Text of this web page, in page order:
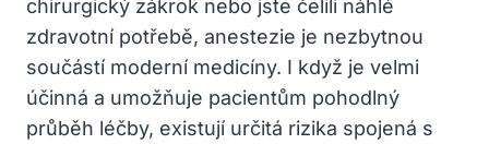
chirurgický zákrok nebo jste čelili náhlé
zdravotní potřebě, anestezie je nezbytnou
součástí moderní medicíny. I když je velmi
účinná a umožňuje pacientům pohodlný
průběh léčby, existují určitá rizika spojená s